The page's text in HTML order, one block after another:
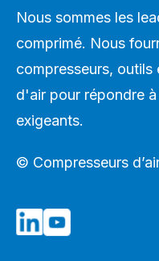
Nous sommes les
comprimé. Nous
compresseurs,
d'air pour répondre
exigeants.
© Compresseurs